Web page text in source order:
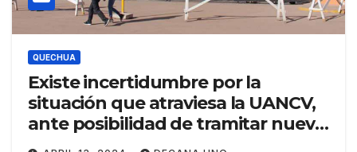
QUECHUA
Existe incertidumbre por la
situación que atraviesa la UANCV,
ante posibilidad de tramitar nuevo
licenciamiento.